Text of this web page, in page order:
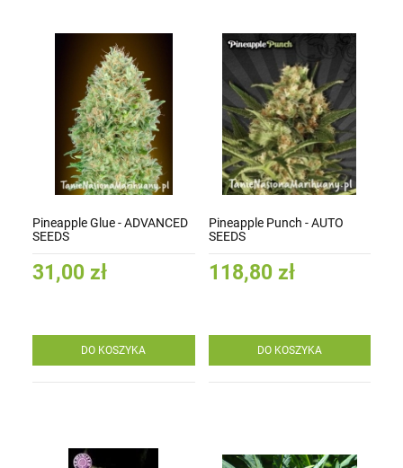
Pineapple Glue - ADVANCED
SEEDS
31,00 zł
DO KOSZYKA
Pineapple Punch - AUTO
SEEDS
118,80 zł
DO KOSZYKA